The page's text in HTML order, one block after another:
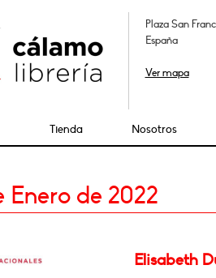
Plaza San
España
Ver mapa
Tienda Nosotros
Enero de 2022
Elisabeth